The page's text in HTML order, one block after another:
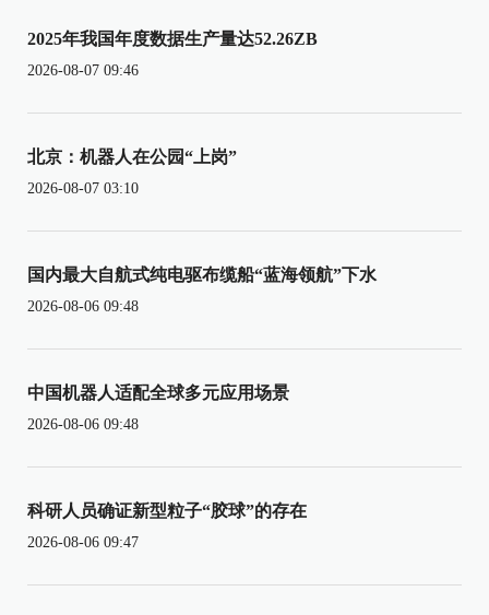
2025年我国年度数据生产量达52.26ZB
2026-08-07 09:46
北京：机器人在公园“上岗”
2026-08-07 03:10
国内最大自航式纯电驱布缆船“蓝海领航”下水
2026-08-06 09:48
中国机器人适配全球多元应用场景
2026-08-06 09:48
科研人员确证新型粒子“胶球”的存在
2026-08-06 09:47